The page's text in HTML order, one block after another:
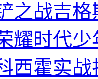
之战吉
耀时代
西霍实